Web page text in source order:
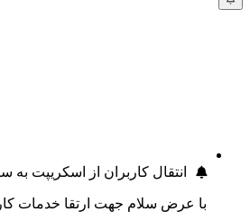
انتقال کاربران از اسکریپت به
با عرض سلام جهت ارتقا خدمات